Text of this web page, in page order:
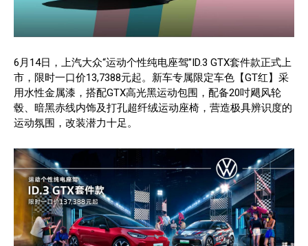
6月14日，上汽大众“运动个性纯电座驾”ID.3 GTX套件款正式上
市，限时一口价13,7388元起。新车专属限定车色【GT红】采
用水性金属漆，搭配GTX高光黑运动包围，配备20吋飓风轮
毂、暗黑赤线内饰及打孔超纤绒运动座椅，营造极具辨识度的
运动氛围，改装潜力十足。